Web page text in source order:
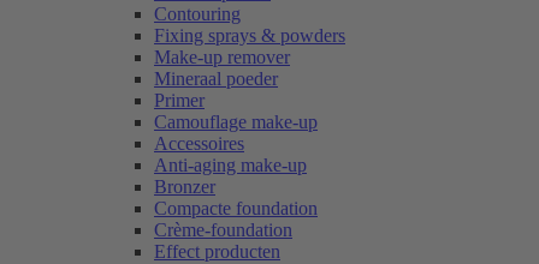
Contouring
Fixing sprays & powders
Make-up remover
Mineraal poeder
Primer
Camouflage make-up
Accessoires
Anti-aging make-up
Bronzer
Compacte foundation
Crème-foundation
Effect producten